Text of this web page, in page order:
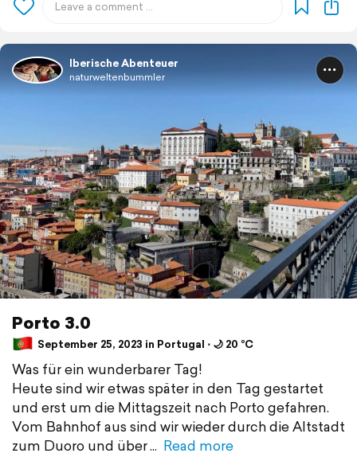
Iberische Abenteuer
naturweltenbummler
Porto 3.0
September 25, 2023 in Portugal ⋅ 🌙 20 °C
Was für ein wunderbarer Tag!
Heute sind wir etwas später in den Tag gestartet
und erst um die Mittagszeit nach Porto gefahren.
Vom Bahnhof aus sind wir wieder durch die Altstadt
zum Duoro und über
Read more